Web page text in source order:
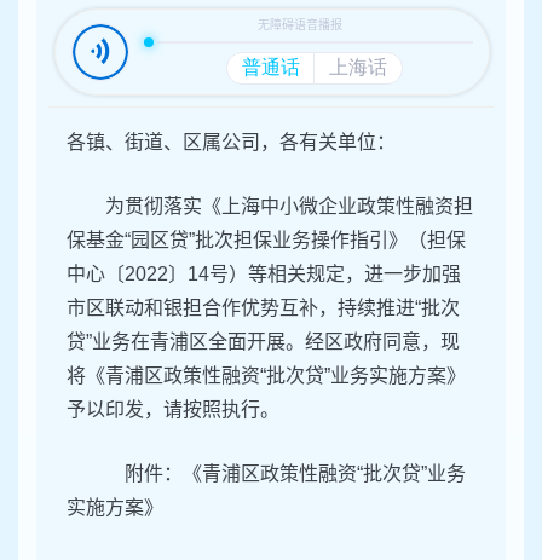
各镇、街道、区属公司，各有关单位：
为贯彻落实《上海中小微企业政策性融资担
保基金“园区贷”批次担保业务操作指引》（担保
中心〔2022〕14号）等相关规定，进一步加强
市区联动和银担合作优势互补，持续推进“批次
贷”业务在青浦区全面开展。经区政府同意，现
将《青浦区政策性融资“批次贷”业务实施方案》
予以印发，请按照执行。
附件：《青浦区政策性融资“批次贷”业务
实施方案》